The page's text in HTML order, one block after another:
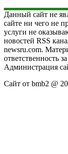
Данный сайт не
сайте ни чего не
услуги не
новостей RSS
newsru.com.
ответственность
Администрация
Сайт от bmb2 @